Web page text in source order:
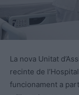
La nova Unitat
recinte de
funcionament a